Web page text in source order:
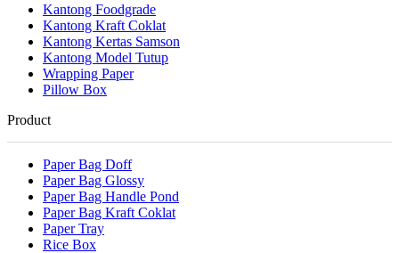
Kantong Foodgrade
Kantong Kraft Coklat
Kantong Kertas Samson
Kantong Model Tutup
Wrapping Paper
Pillow Box
Product
Paper Bag Doff
Paper Bag Glossy
Paper Bag Handle Pond
Paper Bag Kraft Coklat
Paper Tray
Rice Box